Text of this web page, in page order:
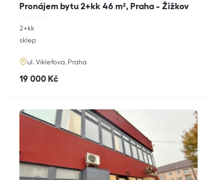
Pronájem bytu 2+kk 46 m², Praha - Žižkov
rozměry
dispozice
2+kk
funkce
sklep
adresa
ul. Viklefova, Praha
cena
19 000 Kč